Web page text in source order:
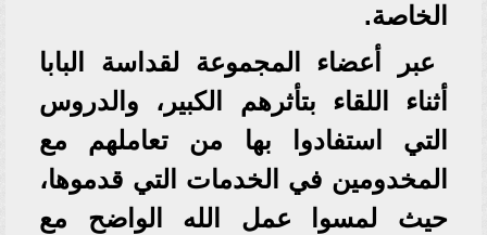
الخاصة.
عبر أعضاء المجموعة لقداسة البابا
أثناء اللقاء بتأثرهم الكبير، والدروس
التي استفادوا بها من تعاملهم مع
المخدومين في الخدمات التي قدموها،
حيث لمسوا عمل الله الواضح مع